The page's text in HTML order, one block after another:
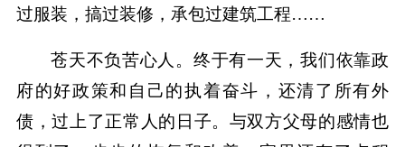
过服装，搞过装修，承包过建筑工程……
苍天不负苦心人。终于有一天，我们依靠政
府的好政策和自己的执着奋斗，还清了所有外
债，过上了正常人的日子。与双方父母的感情也